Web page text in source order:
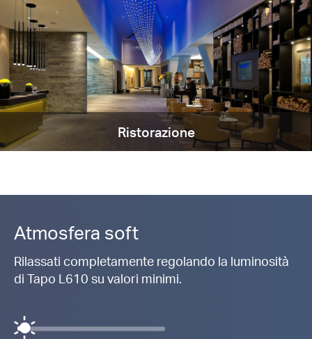
Ristorazione
Atmosfera soft
Rilassati completamente regolando la luminosità
di Tapo L610 su valori minimi.